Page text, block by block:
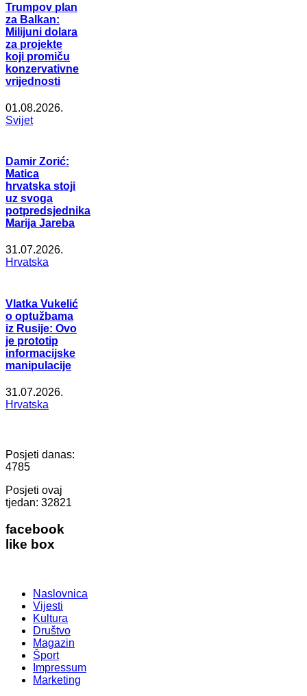
Trumpov plan
za Balkan:
Milijuni dolara
za projekte
koji promiču
konzervativne
vrijednosti
01.08.2026.
Svijet
Damir Zorić:
Matica
hrvatska stoji
uz svoga
potpredsjednika
Marija Jareba
31.07.2026.
Hrvatska
Vlatka Vukelić
o optužbama
iz Rusije: Ovo
je prototip
informacijske
manipulacije
31.07.2026.
Hrvatska
Posjeti danas:
4785
Posjeti ovaj
tjedan: 32821
facebook
like box
Naslovnica
Vijesti
Kultura
Društvo
Magazin
Šport
Impressum
Marketing